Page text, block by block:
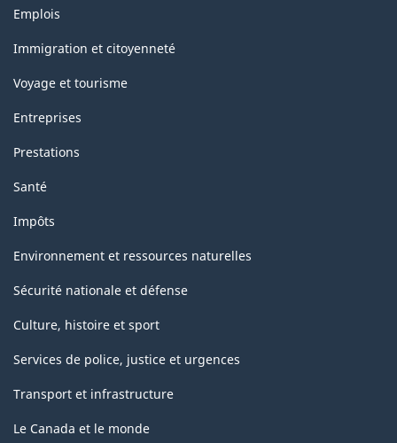
Thèmes
sujets
Emplois
Immigration et citoyenneté
Voyage et tourisme
Entreprises
Prestations
Santé
Impôts
Environnement et ressources naturelles
Sécurité nationale et défense
Culture, histoire et sport
Services de police, justice et urgences
Transport et infrastructure
Le Canada et le monde